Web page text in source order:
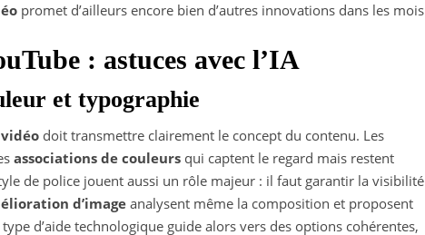
promet d’ailleurs encore bien d’autres innovations dans les mois
: astuces avec l’IA
et typographie
doit transmettre clairement le concept du contenu. Les
associations de couleurs qui captent le regard mais restent
de police jouent aussi un rôle majeur : il faut garantir la visibilité
d’image analysent même la composition et proposent
d’aide technologique guide alors vers des options cohérentes,